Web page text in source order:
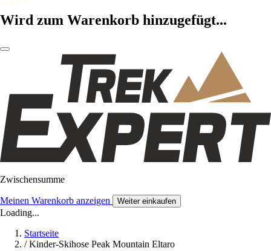
Wird zum Warenkorb hinzugefügt...
Zwischensumme
Meinen Warenkorb anzeigen Weiter einkaufen
Loading...
Startseite
/ Kinder-Skihose Peak Mountain Eltaro